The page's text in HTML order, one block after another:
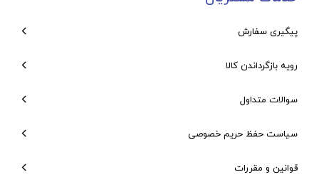
پیگیری سفارش
رویه بازگرداندن کالا
سوالات متداول
سیاست حفظ حریم خصوصی
قوانین و مقررات